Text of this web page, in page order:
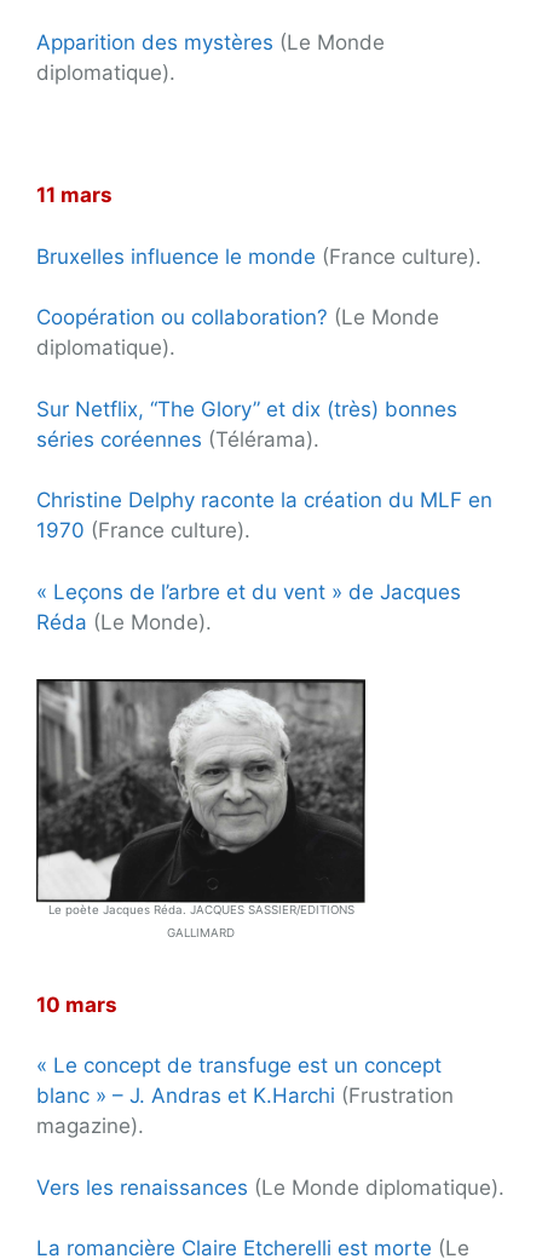
Apparition des mystères (Le Monde
diplomatique).
11 mars
Bruxelles influence le monde (France culture).
Coopération ou collaboration? (Le Monde
diplomatique).
Sur Netflix, “The Glory” et dix (très) bonnes
séries coréennes (Télérama).
Christine Delphy raconte la création du MLF en
1970 (France culture).
« Leçons de l’arbre et du vent » de Jacques
Réda (Le Monde).
Le poète Jacques Réda. JACQUES SASSIER/EDITIONS
GALLIMARD
10 mars
« Le concept de transfuge est un concept
blanc » – J. Andras et K.Harchi (Frustration
magazine).
Vers les renaissances (Le Monde diplomatique).
La romancière Claire Etcherelli est morte (Le